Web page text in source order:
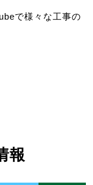
で様々な工事の
報